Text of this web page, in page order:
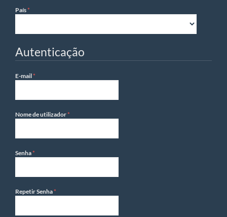
País*
Autenticação
E-mail*
Nome de utilizador*
Senha*
Repetir Senha*